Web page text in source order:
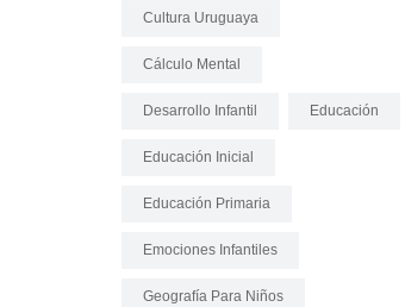
Cultura Uruguaya
Cálculo Mental
Desarrollo Infantil Educación
Educación Inicial
Educación Primaria
Emociones Infantiles
Geografía Para Niños